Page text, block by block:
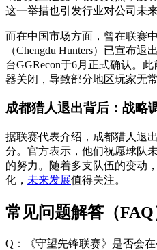
这一举措也引发行业对公司未
而在中国市场方面，曾在联赛
（Chengdu Hunters）已宣布
台GGRecon于6月正式确认。
器关闭，导致部分地区玩家无
成都猎人退出背后：战略
据联赛代表介绍，成都猎人退
分。官方表示，他们祝愿球队
的努力。随着多支队伍的变动
化， 未来发展值得关注。
常见问题解答（FAQ
Q：《守望先锋联赛》是否会